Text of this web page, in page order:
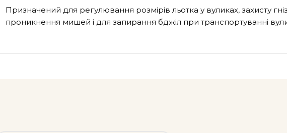
Призначений для регулювання розмірів льотка у вуликах, захисту
проникнення мишей і для запирання бджіл при транспортуванні